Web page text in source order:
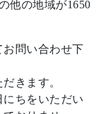
他の地域が1650
お問い合わせ下
きます。
にちをいただい